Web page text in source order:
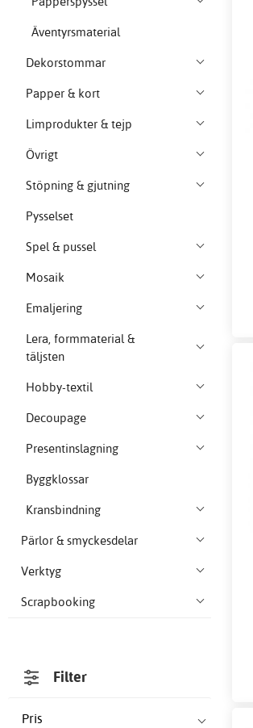
Äventyrsmaterial
Dekorstommar
Papper & kort
Limprodukter & tejp
Övrigt
Stöpning & gjutning
Pysselset
Spel & pussel
Mosaik
Emaljering
Lera, formmaterial &
täljsten
Hobby-textil
Decoupage
Presentinslagning
Byggklossar
Kransbindning
Pärlor & smyckesdelar
Verktyg
Scrapbooking
Filter
Pris